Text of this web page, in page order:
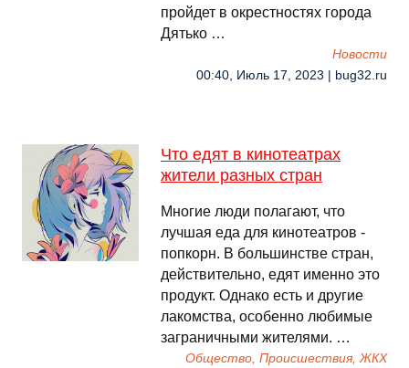
пройдет в окрестностях города
Дятько …
Новости
00:40, Июль 17, 2023 | bug32.ru
Что едят в кинотеатрах
жители разных стран
Многие люди полагают, что
лучшая еда для кинотеатров -
попкорн. В большинстве стран,
действительно, едят именно это
продукт. Однако есть и другие
лакомства, особенно любимые
заграничными жителями. …
Общество, Происшествия, ЖКХ